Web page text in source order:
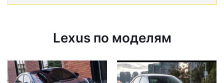
Lexus по моделям